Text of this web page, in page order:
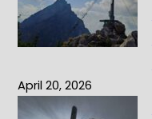
April 20, 2026